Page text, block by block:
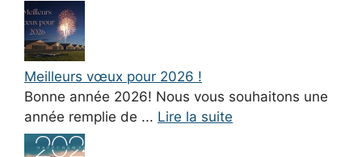
Meilleurs vœux pour 2026 !
Bonne année 2026! Nous vous souhaitons une
année remplie de ... Lire la suite